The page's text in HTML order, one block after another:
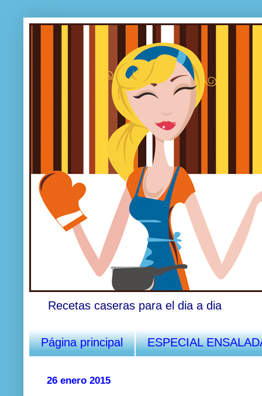
Recetas caseras para el dia a dia
Página principal ESPECIAL
26 enero 2015